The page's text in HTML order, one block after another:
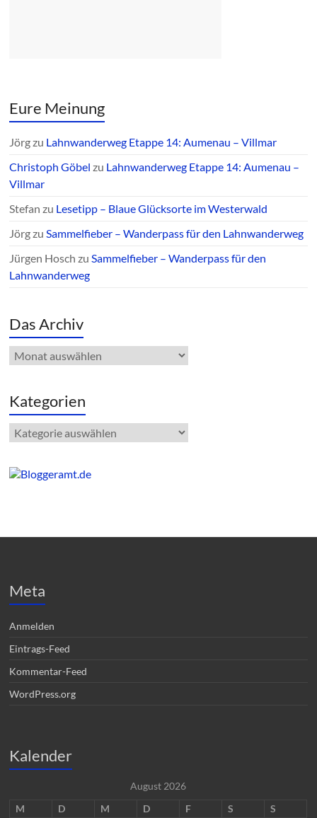
Eure Meinung
Jörgzu Lahnwanderweg Etappe 14: Aumenau – Villmar
Christoph Göbel zu Lahnwanderweg Etappe 14: Aumenau –
Villmar
Stefan zu Lesetipp – Blaue Glücksorte im Westerwald
JörgzuSammelfieber – Wanderpass für den Lahnwanderweg
Jürgen Hosch zuSammelfieber – Wanderpass für den
Lahnwanderweg
Das Archiv
Das
Archiv
Kategorien
Kategorien
Meta
Anmelden
Eintrags-Feed
Kommentar-Feed
WordPress.org
Kalender
August 2026
M
D M D F S S